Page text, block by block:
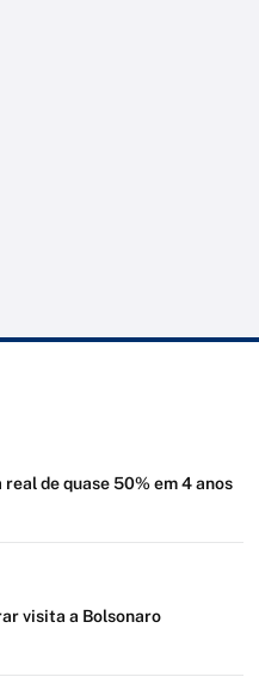
de quase 50% em 4 anos
visita a Bolsonaro